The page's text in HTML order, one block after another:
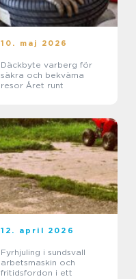
10. maj 2026
Däckbyte varberg för
säkra och bekväma
resor Året runt
12. april 2026
Fyrhjuling i sundsvall
arbetsmaskin och
fritidsfordon i ett